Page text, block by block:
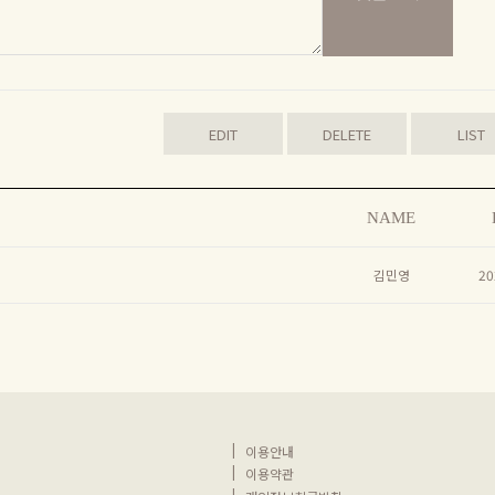
EDIT DELETE LIST
NAME
김민영
| 이용안내
이용약관